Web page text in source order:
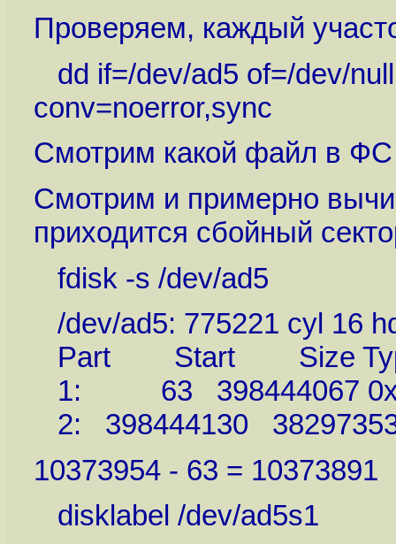
Проверяем, каждый
dd if=/dev/ad5 of=/dev/
conv=noerror,sync
Смотрим какой файл в ФС
Смотрим и примерно
приходится сбойный
fdisk -s /dev/ad5
/dev/ad5: 775221 cyl 16
Part Start Size
1: 63 398444067
2: 398444130
10373954 - 63 = 10373891
disklabel /dev/ad5s1